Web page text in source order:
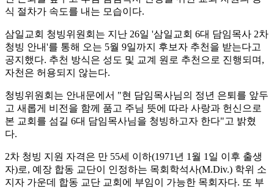
식 절차가 속도를 내는 모습이다.
삼일교회 청빙위원회는 지난 26일 '삼일교회 6대 담임목사 2차
청빙 안내'를 통해 오는 5월 9일까지 후보자 추천을 받는다고
공지했다. 추천 방식은 성도 및 교계 원로 추천으로 진행되며,
자천은 허용되지 않는다.
청빙위원회는 안내문에서 "현 담임목사님의 정년 은퇴를 앞두
고 새롭게 비전을 함께 품고 주님 뜻에 따라 사랑과 헌신으로
본 교회를 섬길 6대 담임목사님을 청빙하고자 한다"고 밝혔
다.
2차 청빙 지원 자격은 만 55세 이하(1971년 1월 1일 이후 출생
자)로, 예장 합동 교단이 인정하는 목회학석사(M.Div.) 학위 소
지자 가운데 합동 교단 교회에 부임이 가능한 목회자다. 또 부